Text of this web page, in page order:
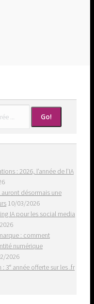
: 2026, l’année de l’IA
auront désormais une
10/03/2026
IA pour les social media
: comment
numérique
2026
: 3ᵉ année offerte sur les .fr